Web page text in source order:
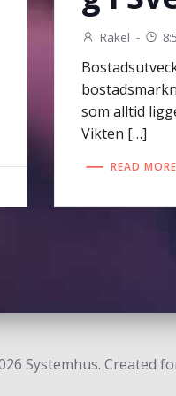
Rakel -
som alltid
Vikten […]
READ MORE
Systemhus. Created